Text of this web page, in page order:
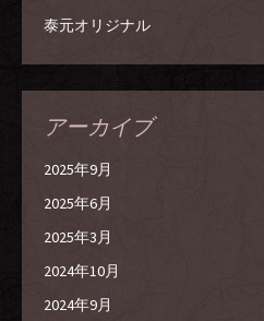
泰元オリジナル
アーカイブ
2025年9月
2025年6月
2025年3月
2024年10月
2024年9月